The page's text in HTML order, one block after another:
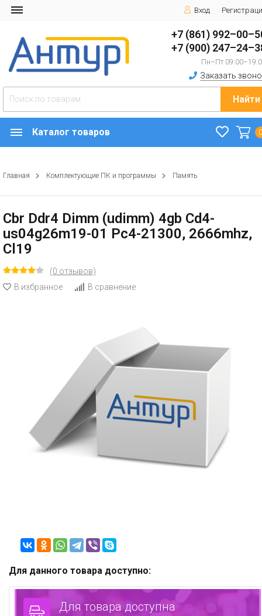
Вход
+7 (861)
+7 (900)
Пн–Пт
Заказать
Найти
Каталог товаров
Главная Комплектующие ПК и программы Память
Cbr Ddr4 Dimm (udimm) 4gb Cd4-
us04g26m19-01 Pc4-21300, 2666mhz,
Cl19
(0 отзывов)
В избранное
В сравнение
Для данного товара доступно:
Для товара доступна